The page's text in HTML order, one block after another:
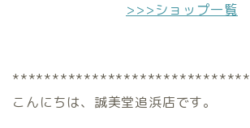
>>>ショップ一覧
******************************
こんにちは、誠美堂追浜店です。